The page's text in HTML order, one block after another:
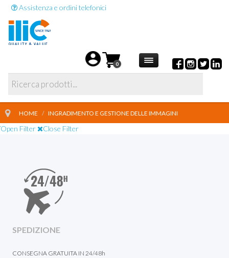
Assistenza e ordini telefonici
0
HOME / INGRADIMENTO E GESTIONE DELLE IMMAGINI
Open Filter Close Filter
SPEDIZIONE
CONSEGNA GRATUITA IN 24/48h